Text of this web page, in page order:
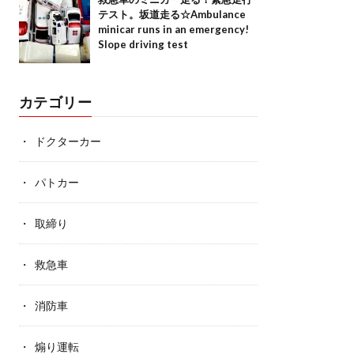
テスト。坂道走る☆Ambulance
minicar runs in an emergency!
Slope driving test
カテゴリー
ドクターカー
パトカー
取締り
救急車
消防車
煽り運転